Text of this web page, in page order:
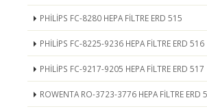
PHİLİPS FC-8280 HEPA FİLTRE ERD 515
PHİLİPS FC-8225-9236 HEPA FİLTRE ERD 516
PHİLİPS FC-9217-9205 HEPA FİLTRE ERD 517
ROWENTA RO-3723-3776 HEPA FİLTRE ERD